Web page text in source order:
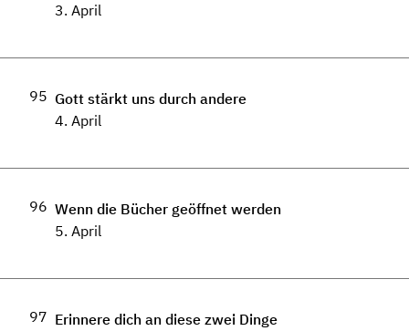
3. April
95 Gott stärkt uns durch andere
4. April
96 Wenn die Bücher geöffnet werden
5. April
97 Erinnere dich an diese zwei Dinge